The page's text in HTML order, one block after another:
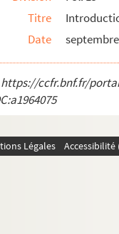
Titre
Date
https://ccfr.bnf.fr/
Légales